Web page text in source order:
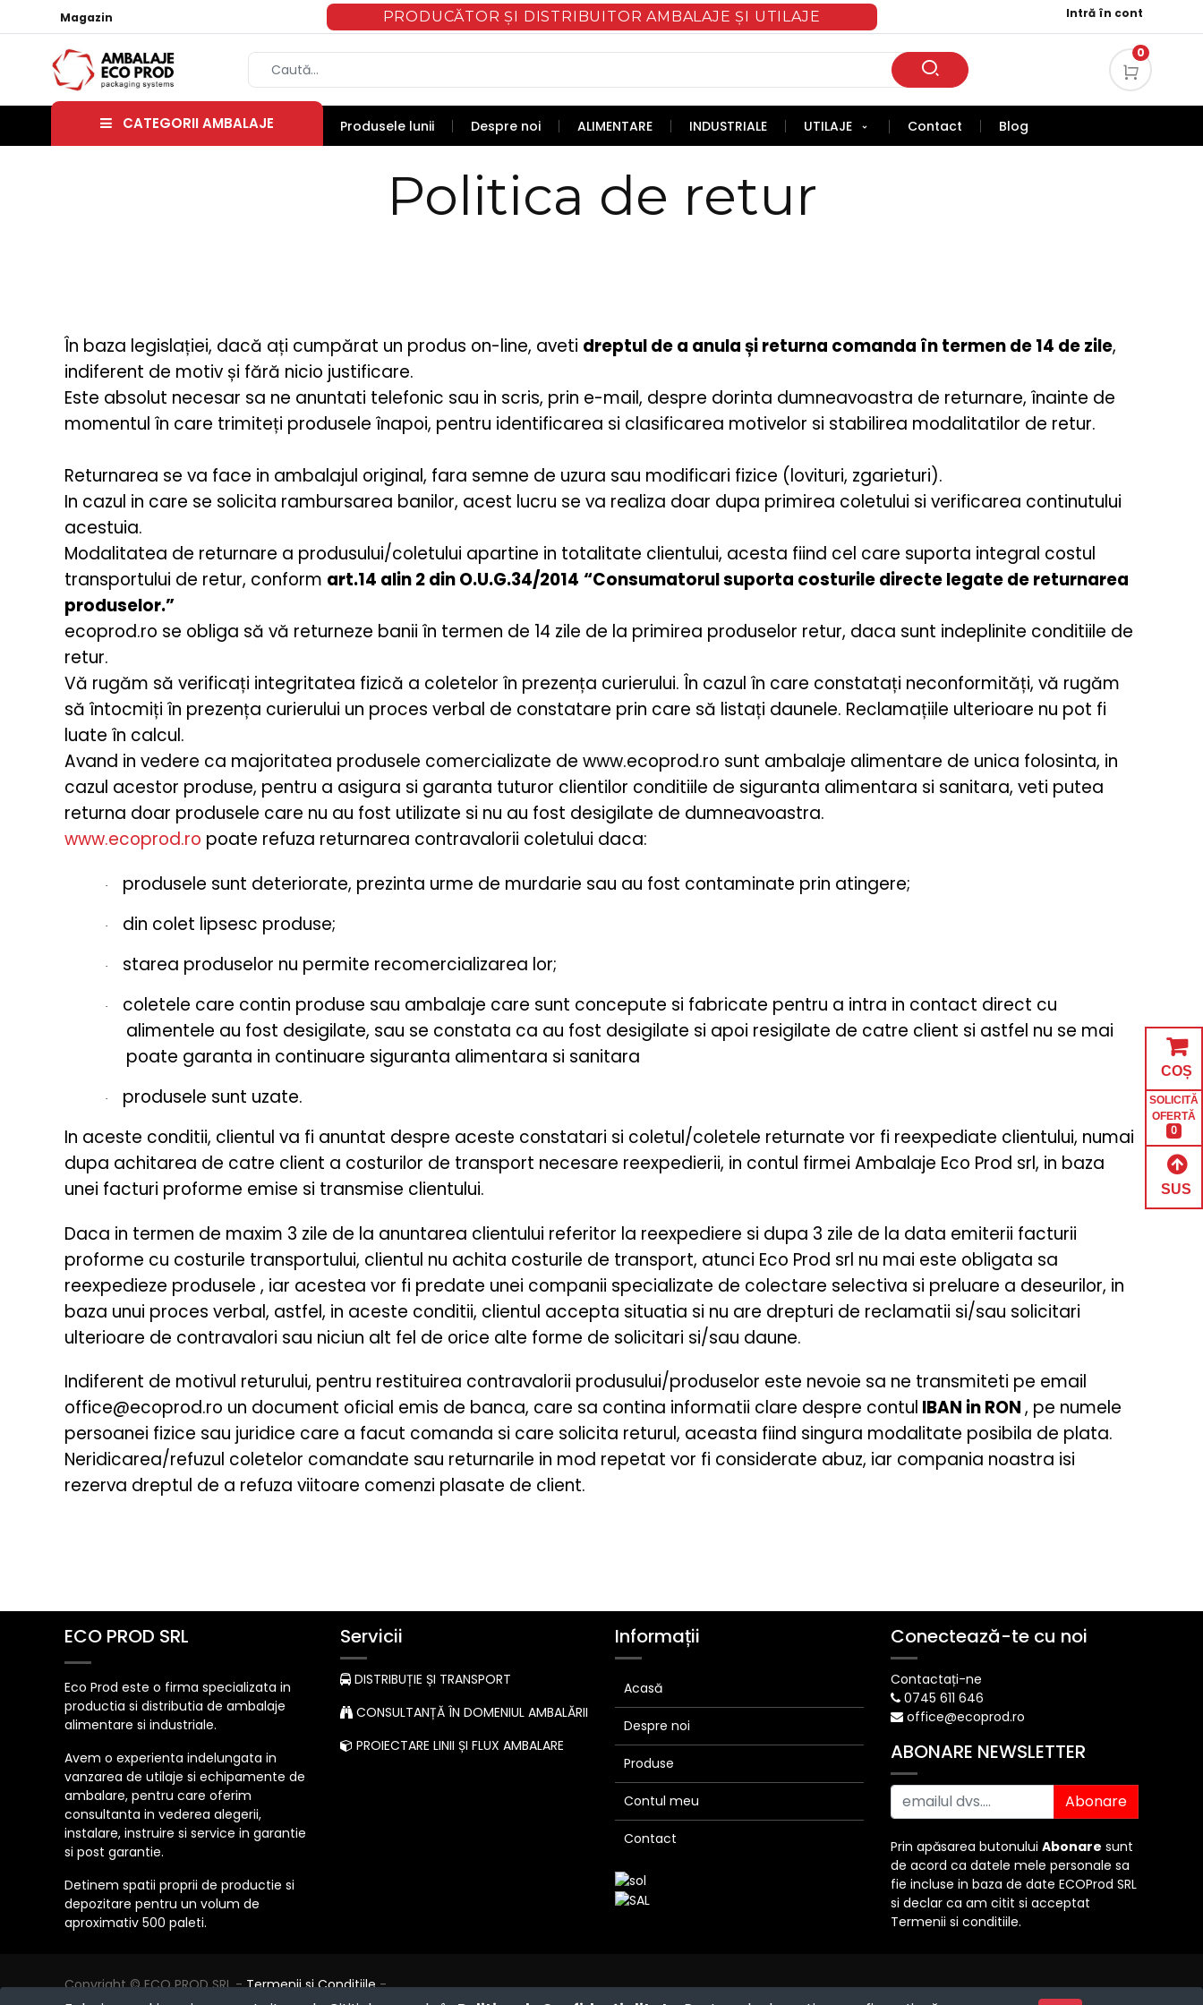
Magazin PRODUCĂTOR ȘI DISTRIBUITOR AMBALAJE ȘI UTILAJE Intră în cont
0
CATEGORII AMBALAJE Produsele lunii Despre noi ALIMENTARE INDUSTRIALE UTILAJE Contact Blog
Politica de retur
În baza legislației, dacă ați cumpărat un produs on-line, aveti dreptul de a anula și returna comanda în termen de 14 de zile,
indiferent de motiv și fără nicio justificare.
Este absolut necesar sa ne anuntati telefonic sau in scris, prin e-mail, despre dorinta dumneavoastra de returnare, înainte de
momentul în care trimiteți produsele înapoi, pentru identificarea si clasificarea motivelor si stabilirea modalitatilor de retur.
Returnarea se va face in ambalajul original, fara semne de uzura sau modificari fizice (lovituri, zgarieturi).
In cazul in care se solicita rambursarea banilor, acest lucru se va realiza doar dupa primirea coletului si verificarea continutului
acestuia.
Modalitatea de returnare a produsului/coletului apartine in totalitate clientului, acesta fiind cel care suporta integral costul
transportului de retur, conform art.14 alin 2 din O.U.G.34/2014 “Consumatorul suporta costurile directe legate de returnarea
produselor.”
ecoprod.ro se obliga să vă returneze banii în termen de 14 zile de la primirea produselor retur, daca sunt indeplinite conditiile de
retur.
Vă rugăm să verificați integritatea fizică a coletelor în prezența curierului. În cazul în care constatați neconformități, vă rugăm
să întocmiți în prezența curierului un proces verbal de constatare prin care să listați daunele. Reclamațiile ulterioare nu pot fi
luate în calcul.
Avand in vedere ca majoritatea produsele comercializate de www.ecoprod.ro sunt ambalaje alimentare de unica folosinta, in
cazul acestor produse, pentru a asigura si garanta tuturor clientilor conditiile de siguranta alimentara si sanitara, veti putea
returna doar produsele care nu au fost utilizate si nu au fost desigilate de dumneavoastra.
www.ecoprod.ro poate refuza returnarea contravalorii coletului daca:
· produsele sunt deteriorate, prezinta urme de murdarie sau au fost contaminate prin atingere;
· din colet lipsesc produse;
· starea produselor nu permite recomercializarea lor;
·
coletele care contin produse sau ambalaje care sunt concepute si fabricate pentru a intra in contact direct cu
alimentele au fost desigilate, sau se constata ca au fost desigilate si apoi resigilate de catre client si astfel nu se mai
poate garanta in continuare siguranta alimentara si sanitara
·
produsele sunt uzate.
In aceste conditii, clientul va fi anuntat despre aceste constatari si coletul/coletele returnate vor fi reexpediate clientului, numai
dupa achitarea de catre client a costurilor de transport necesare reexpedierii, in contul firmei Ambalaje Eco Prod srl, in baza
unei facturi proforme emise si transmise clientului.
Daca in termen de maxim 3 zile de la anuntarea clientului referitor la reexpediere si dupa 3 zile de la data emiterii facturii
proforme cu costurile transportului, clientul nu achita costurile de transport, atunci Eco Prod srl nu mai este obligata sa
reexpedieze produsele , iar acestea vor fi predate unei companii specializate de colectare selectiva si preluare a deseurilor, in
baza unui proces verbal, astfel, in aceste conditii, clientul accepta situatia si nu are drepturi de reclamatii si/sau solicitari
ulterioare de contravalori sau niciun alt fel de orice alte forme de solicitari si/sau daune.
Indiferent de motivul returului, pentru restituirea contravalorii produsului/produselor este nevoie sa ne transmiteti pe email
office@ecoprod.ro un document oficial emis de banca, care sa contina informatii clare despre contul IBAN in RON, pe numele
persoanei fizice sau juridice care a facut comanda si care solicita returul, aceasta fiind singura modalitate posibila de plata.
Neridicarea/refuzul coletelor comandate sau returnarile in mod repetat vor fi considerate abuz, iar compania noastra isi
rezerva dreptul de a refuza viitoare comenzi plasate de client.
ECO PROD SRL
Eco Prod este o firma specializata in
productia si distributia de ambalaje
alimentare si industriale.
Avem o experienta indelungata in
vanzarea de utilaje si echipamente de
ambalare, pentru care oferim
consultanta in vederea alegerii,
instalare, instruire si service in garantie
si post garantie.
Detinem spatii proprii de productie si
depozitare pentru un volum de
aproximativ 500 paleti.
Servicii
DISTRIBUȚIE ȘI TRANSPORT
CONSULTANȚĂ ÎN DOMENIUL AMBALĂRII
PROIECTARE LINII ȘI FLUX AMBALARE
Informații
Acasă
Despre noi
Produse
Contul meu
Contact
Conectează-te cu noi
Contactați-ne
0745 611 646
office@ecoprod.ro
ABONARE NEWSLETTER
Abonare
Prin apăsarea butonului Abonare sunt
de acord ca datele mele personale sa
fie incluse in baza de date ECOProd SRL
si declar ca am citit si acceptat
Termenii si conditiile.
Copyright © ECO PROD SRL -Termenii si Conditiile -
COȘ
SOLICITĂ
OFERTĂ
0
SUS